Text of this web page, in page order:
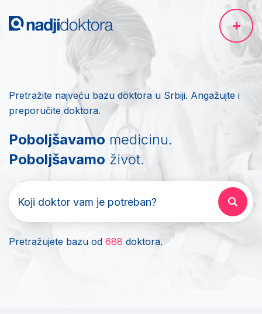
Pretražite najveću bazu doktora u Srbiji. Angažujte i
preporučite doktora.
Poboljšavamo medicinu.
Poboljšavamo život.
Pretražujete bazu od 688 doktora.